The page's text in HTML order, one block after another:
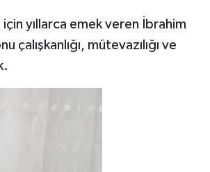
yıllarca emek veren İbrahim
mütevazılığı ve